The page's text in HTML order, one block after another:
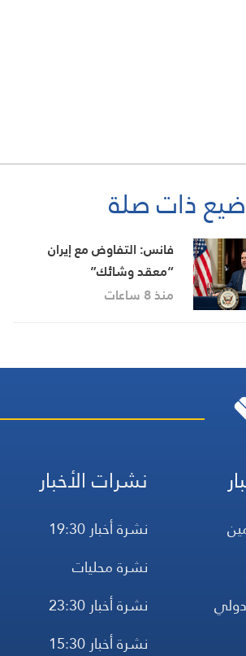
ذات صلة
فانس: التفاوض مع إيران
“معقد وشائك”
منذ 8 ساعات
نشرات الأخبار
نشرة أخبار 19:30
نشرة محليات
نشرة أخبار 23:30
نشرة أخبار 15:30